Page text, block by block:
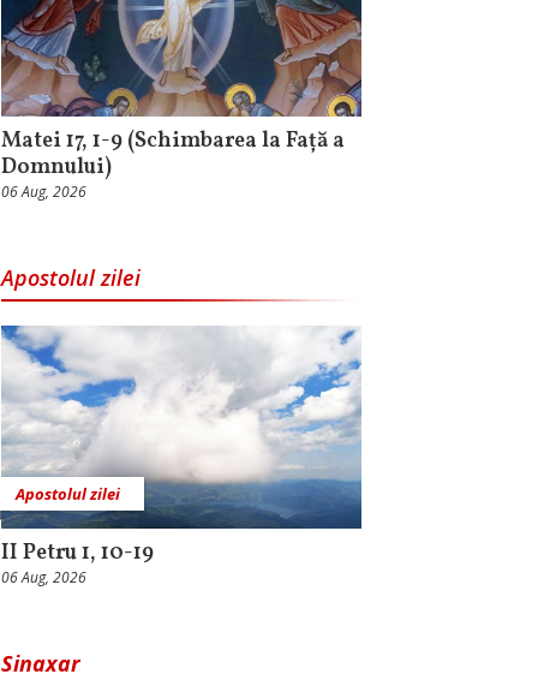
Matei 17, 1-9 (Schimbarea la Față a
Domnului)
06 Aug, 2026
Apostolul zilei
Apostolul zilei
II Petru 1, 10-19
06 Aug, 2026
Sinaxar